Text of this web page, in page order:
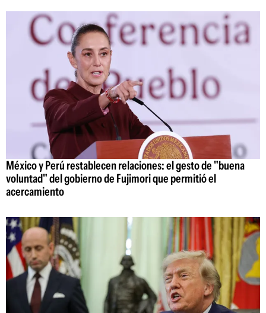
México y Perú restablecen relaciones: el gesto de "buena
voluntad" del gobierno de Fujimori que permitió el
acercamiento